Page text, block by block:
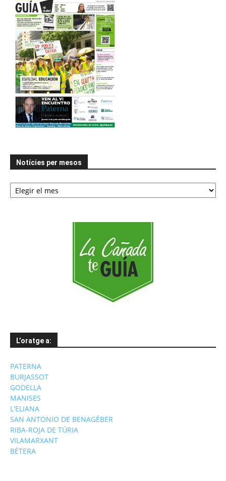
Notícies per mesos
Notícies
per
L’oratge a:
PATERNA
BURJASSOT
GODELLA
MANISES
L'ELIANA
SAN ANTONIO DE BENAGÉBER
RIBA-ROJA DE TÚRIA
VILAMARXANT
BÉTERA